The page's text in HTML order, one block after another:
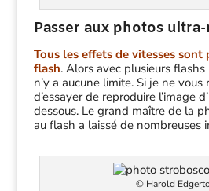
Passer aux photos
Tous les effets de vitesses sont
flash. Alors avec plusieurs
n’y a aucune limite. Si je ne
d’essayer de reproduire l’image
dessous. Le grand maître de la
au flash a laissé de nombreuses
© Harold